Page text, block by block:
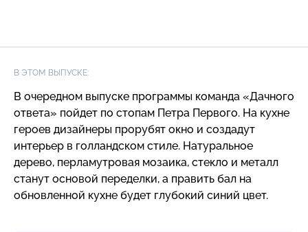
В ЭТОМ ВЫПУСКЕ:
В очередном выпуске программы команда «Дачного
ответа» пойдет по стопам Петра Первого. На кухне
героев дизайнеры прорубят окно и создадут
интерьер в голландском стиле. Натуральное
дерево, перламутровая мозаика, стекло и металл
станут основой переделки, а править бал на
обновленной кухне будет глубокий синий цвет.